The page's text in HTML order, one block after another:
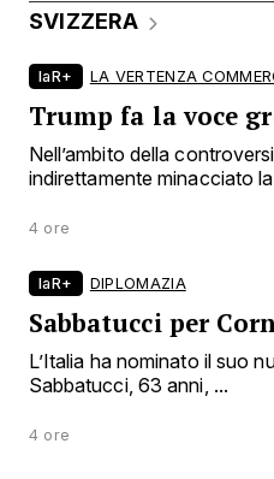
SVIZZERA
laR+ LA VERTENZA
Trump fa la voce
Nell’ambito della
indirettamente minacciato
4 ore
laR+ DIPLOMAZIA
Sabbatucci per
L’Italia ha nominato il suo
Sabbatucci, 63 anni, ...
4 ore